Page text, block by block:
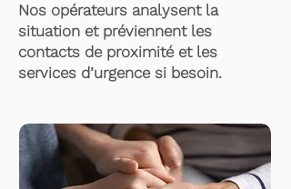
Nos opérateurs analysent la
situation et préviennent les
contacts de proximité et les
services d’urgence si besoin.